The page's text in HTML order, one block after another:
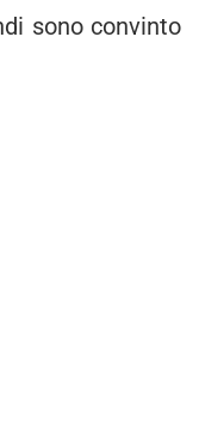
sono convinto